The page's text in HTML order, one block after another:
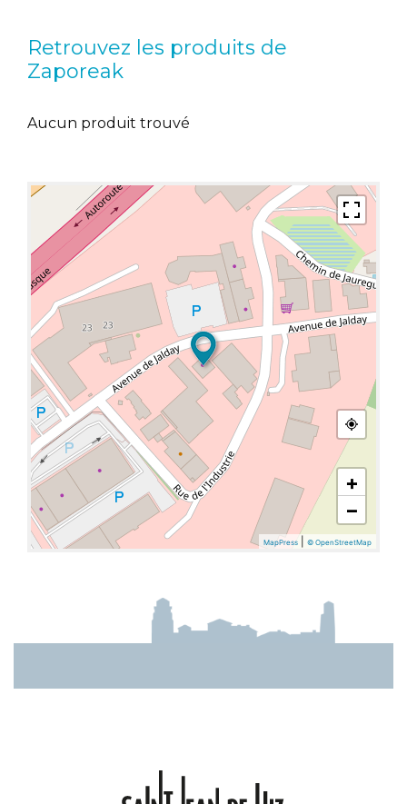
Retrouvez les produits de
Zaporeak
Aucun produit trouvé
+
−
MapPress © OpenStreetMap